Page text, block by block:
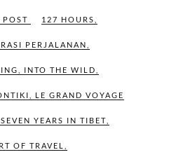
127 HOURS
PERJALANAN
INTO THE WILD
LE GRAND VOYAGE
SEVEN YEARS IN TIBET
OF TRAVEL